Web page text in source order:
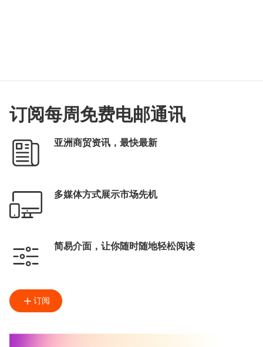
订阅每周免费电邮通讯
亚洲商贸资讯，最快最新
多媒体方式展示市场先机
简易介面，让你随时随地轻松阅读
订阅